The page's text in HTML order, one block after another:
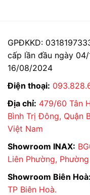
gốc
là:
Bồn Cầu INAX AC-
GPĐKKD:
cấp lần đầu ngày
16/08/2024
Điện thoại:
Địa chỉ: 479/60 Tân
Bình Trị Đông, Quận
Việt Nam
Showroom INAX:
Liên Phường,
Showroom Biên Hoà:
TP Biên Hoà.